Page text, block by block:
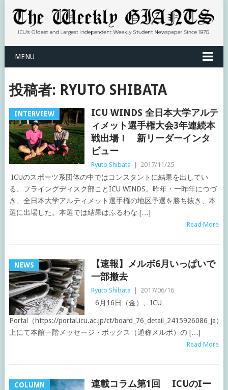
MENU
投稿者: RYUTO SHIBATA
INTERVIEW
ICU WINDS 全日本大学アルテ
ィメット選手権大会3年連続本
戦出場！ 新リーダーインタ
ビュー
Ryuto Shibata 2017/11/25
ICUのスポーツ系団体の中ではコンスタントに結果を出してい
る、フライングディスク部ことICU WINDS。昨年・一昨年につづ
き、全日本大学アルティメット選手権の地区予選を勝ち抜き、本
選に出場した。本選では結果はふるわな […]
Read More
NEWS
【速報】メルボ6月いっぱいで
一部撤去
Ryuto Shibata 2017/06/16
6月16日（金）、ICU
Portal（https://portal.icu.ac.jp/ct/board_76_detail_2415926086_ja）
上にて本館一階メッセージ・ボックス（通称メルボ）の […]
Read More
COLUMN
連載コラム第1回 ICUのIー